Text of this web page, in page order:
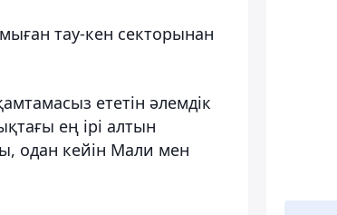
тау-кен секторынан
ететін әлемдік
ең ірі алтын
одан кейін Мали мен